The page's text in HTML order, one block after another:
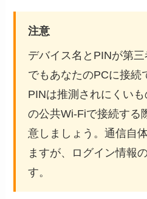
注意
デバイス名とPINが第
でもあなたのPCに接続
PINは推測されにくい
の公共Wi-Fiで接続する
意しましょう。通信自
ますが、ログイン情報
す。